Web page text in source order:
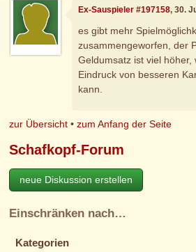
Ex-Sauspieler #197158, 30.
es gibt mehr
zusammengeworfen, der
Geldumsatz ist viel höher,
Eindruck von besseren
kann.
zur Übersicht •zum Anfang der Seite
Schafkopf-Forum
neue Diskussion erstellen
Einschränken nach…
Kategorien